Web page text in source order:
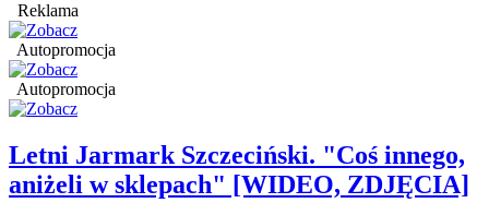
Reklama
Autopromocja
Autopromocja
Letni Jarmark Szczeciński. "Coś innego,
aniżeli w sklepach" [WIDEO, ZDJĘCIA]